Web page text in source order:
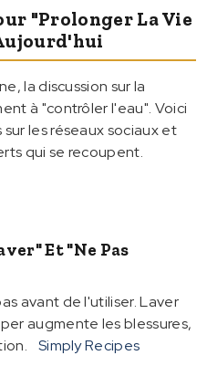
"prolonger La Vie
la discussion sur la
à "contrôler l'eau". Voici
les réseaux sociaux et
qui se recoupent.
Et "ne Pas
avant de l'utiliser. Laver
augmente les blessures,
Simply Recipes